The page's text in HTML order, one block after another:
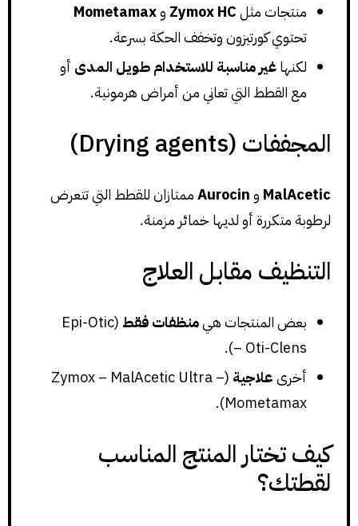
منتجات مثلZymox HC وMometamax
تحتوي كورتيزون وتخفف الحكة بسرعة.
لكنهاغير مناسبة للاستخدام طويل المدى أو
مع القطط التي تعاني من أمراض هرمونية.
المجففات (Drying agents)
MalAcetic وAurocinممتازان للقطط التي تتعرض
لرطوبة متكررة أو لديها خمائر مزمنة.
التنظيف مقابل العلاج
بعض المنتجات هيمنظفات فقط (Epi-Otic
– Oti-Clens).
أخرىعلاجية (Zymox – MalAcetic Ultra –
Mometamax).
كيف تختار المنتج المناسب
لقطتك؟